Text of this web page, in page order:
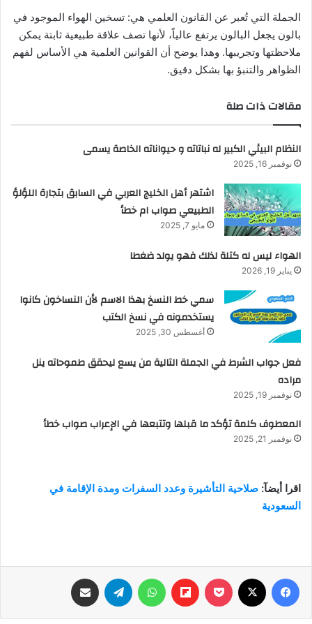
الجملة التي تُعبر عن القانون العلمي هي: تسخين الهواء الموجود في
بالون يجعل البالون يرتفع عالياً، لأنها تصف علاقة طبيعية ثابتة يمكن
ملاحظتها وتجريبها. وهذا يوضح أن القوانين العلمية هي الأساس لفهم
الظواهر والتنبؤ بها بشكل دقيق.
مقالات ذات صلة
النظام البيئي الكبير له نباتاته و حيواناته الخاصة يسمى
نوفمبر 16, 2025
اشتهر أهل الخليج العربي في السابق بتجارة اللؤلؤ
الطبيعي صواب ام خطأ
مايو 7, 2025
الهواء ليس له كتلة لذلك فهو يولد ضغطا
يناير 19, 2026
سمي خط النسخ بهذا الاسم لأن النساخون كانوا
يستخدمونه في نسخ الكتب
أغسطس 30, 2025
فعل جواب الشرط في الجملة التالية من يسع ليحقق طموحاته ينل
مراده
نوفمبر 19, 2025
المعطوف كلمة تؤكد ما قبلها وتتبعها في الإعراب صواب خطأ
نوفمبر 21, 2025
اقرا أيضآ: صلاحية التأشيرة وعدد السفرات ومدة الإقامة في
السعودية
فيسبوك ‫Pocket
Flipboard واتساب تيلقرام